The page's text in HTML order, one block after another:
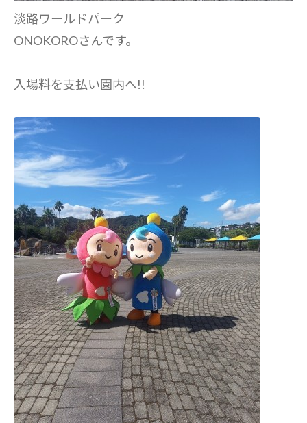
淡路ワールドパーク
ONOKOROさんです。
入場料を支払い園内へ!!